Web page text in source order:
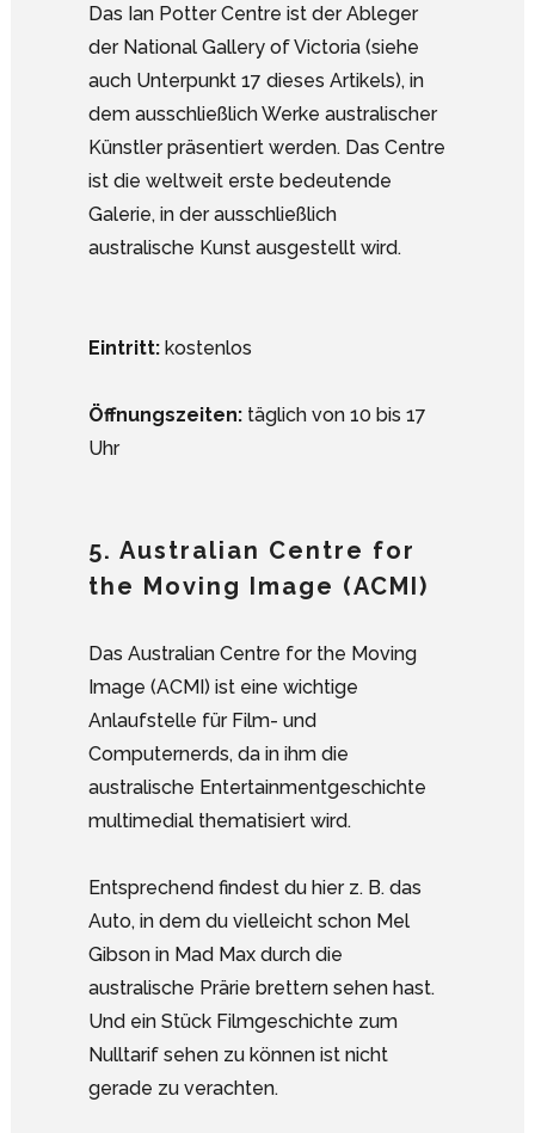
Das Ian Potter Centre ist der Ableger
der National Gallery of Victoria (siehe
auch Unterpunkt 17 dieses Artikels), in
dem ausschließlich Werke australischer
Künstler präsentiert werden. Das Centre
ist die weltweit erste bedeutende
Galerie, in der ausschließlich
australische Kunst ausgestellt wird.
Eintritt: kostenlos
Öffnungszeiten: täglich von 10 bis 17
Uhr
5. Australian Centre for
the Moving Image (ACMI)
Das Australian Centre for the Moving
Image (ACMI) ist eine wichtige
Anlaufstelle für Film- und
Computernerds, da in ihm die
australische Entertainmentgeschichte
multimedial thematisiert wird.
Entsprechend findest du hier z. B. das
Auto, in dem du vielleicht schon Mel
Gibson in Mad Max durch die
australische Prärie brettern sehen hast.
Und ein Stück Filmgeschichte zum
Nulltarif sehen zu können ist nicht
gerade zu verachten.